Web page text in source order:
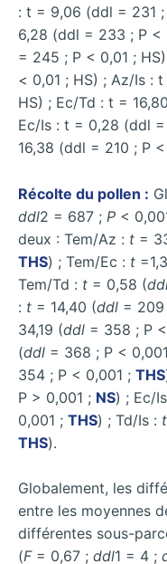
: t = 9,06 (ddl = 231 ;
6,28 (ddl = 233 ; P <
= 245 ; P < 0,01 ;
< 0,01 ; HS) ; Az/Is :
HS) ; Ec/Td : t =
Ec/Is : t = 0,28 (ddl
16,38 (ddl = 210 ; P
Récolte du pollen :
ddl2 = 687 ; P <
deux : Tem/Az : t =
THS) ; Tem/Ec : t
Tem/Td : t = 0,58 (
: t = 14,40 (ddl = 209
34,19 (ddl = 358 ; P
(ddl = 368 ; P <
354 ; P < 0,001 ; THS
P > 0,001 ; NS) ; Ec/
0,001 ; THS) ; Td/Is : t
THS).
Globalement, les
entre les moyennes
différentes sous-
(F= 0,67 ; ddl1 = 4 ;